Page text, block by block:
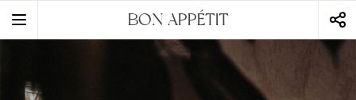
static-aside-menu-togglerBON APPÉTIT